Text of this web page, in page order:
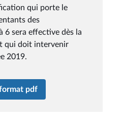
qui porte le
des
6 sera effective dès la
qui doit intervenir
2019.
pdf